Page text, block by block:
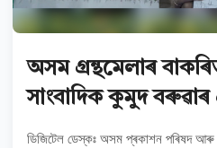
অসম গ্ৰন্থমেলাৰ
সাংবাদিক কুমুদ বৰুৱাৰ
ডিজিটেল ডেস্কঃ অসম প্ৰকাশন পৰিষদ